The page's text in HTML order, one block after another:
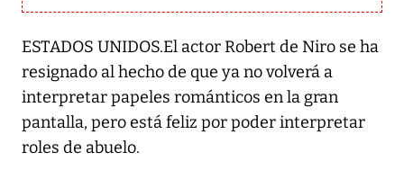
ESTADOS UNIDOS.El actor Robert de Niro se ha
resignado al hecho de que ya no volverá a
interpretar papeles románticos en la gran
pantalla, pero está feliz por poder interpretar
roles de abuelo.